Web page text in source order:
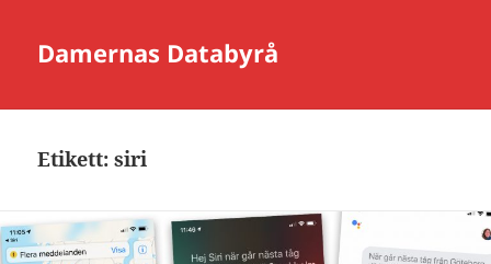
Damernas Databyrå
Etikett:siri